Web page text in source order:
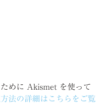
めに Akismet を使って
法の詳細はこちらをご覧